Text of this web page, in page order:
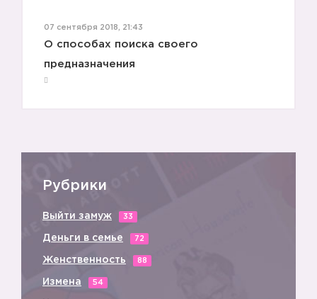
07 сентября 2018, 21:43
О способах поиска своего
предназначения
Рубрики
Выйти замуж 33
Деньги в семье 72
Женственность 88
Измена 54